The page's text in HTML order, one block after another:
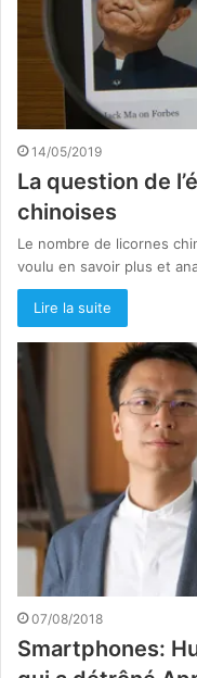
14/05/2019
La question de
chinoises
Le nombre de licornes
voulu en savoir plus et
Lire la suite
07/08/2018
Smartphones: